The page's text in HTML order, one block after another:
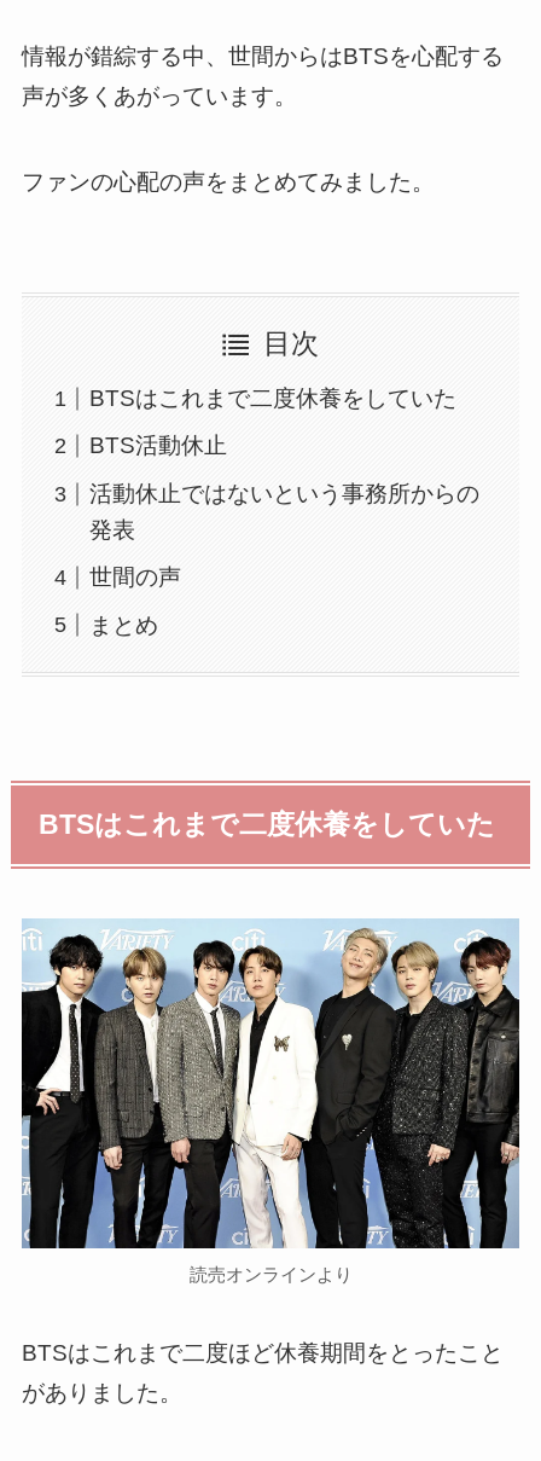
情報が錯綜する中、世間からはBTSを心配する
声が多くあがっています。
ファンの心配の声をまとめてみました。
目次
BTSはこれまで二度休養をしていた
BTS活動休止
活動休止ではないという事務所からの
発表
世間の声
まとめ
BTSはこれまで二度休養をしていた
読売オンラインより
BTSはこれまで二度ほど休養期間をとったこと
がありました。